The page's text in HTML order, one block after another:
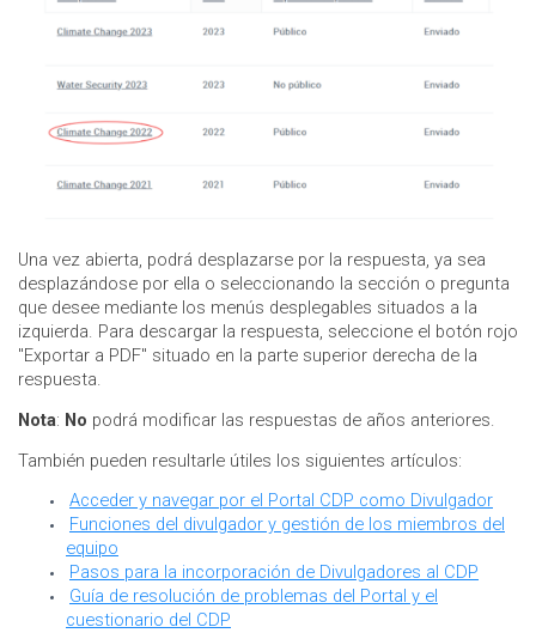
Una vez abierta, podrá desplazarse por la respuesta, ya sea
desplazándose por ella o seleccionando la sección o pregunta
que desee mediante los menús desplegables situados a la
izquierda. Para descargar la respuesta, seleccione el botón rojo
"Exportar a PDF" situado en la parte superior derecha de la
respuesta.
Nota: No podrá modificar las respuestas de años anteriores.
También pueden resultarle útiles los siguientes artículos:
Acceder y navegar por el Portal CDP como Divulgador
Funciones del divulgador y gestión de los miembros del
equipo
Pasos para la incorporación de Divulgadores al CDP
Guía de resolución de problemas del Portal y el
cuestionario del CDP